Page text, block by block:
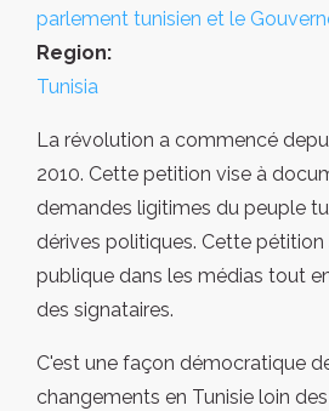
parlement tunisien et le
Region:
Tunisia
La révolution a commencé
2010. Cette petition vise à
demandes ligitimes du peuple
dérives politiques. Cette pétition
publique dans les médias tout
des signataires.
C'est une façon démocratique
changements en Tunisie loin